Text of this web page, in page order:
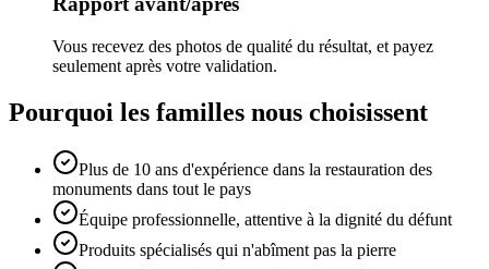
Vous recevez des photos de qualité du résultat, et payez
seulement après votre validation.
Pourquoi les familles nous choisissent
Plus de 10 ans d'expérience dans la restauration des
monuments dans tout le pays
Équipe professionnelle, attentive à la dignité du défunt
Produits spécialisés qui n'abîment pas la pierre